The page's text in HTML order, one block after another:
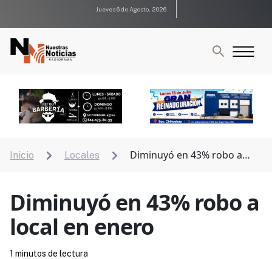
Jueves 6 de Agosto, 2026
Inicio  Locales 
Diminuyó en 43% robo a
Diminuyó en 43% robo a
local en enero
1 minutos de lectura